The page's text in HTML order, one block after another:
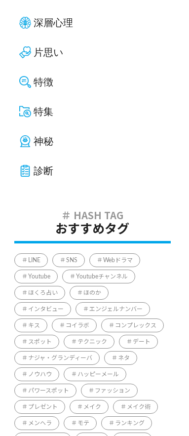
深層心理
片思い
特徴
特集
神秘
診断
おすすめタグ
LINE SNS Webドラマ
Youtube Youtubeチャンネル
ほくろ占い ほのか
インタビュー エンジェルナンバー
キス コイラボ コンプレックス
スポット テクニック デート
ナジャ・グランディーバ ネタ
ノウハウ ハッピーメール
パワースポット ファッション
プレゼント メイク メイク術
メンヘラ モテ ランキング